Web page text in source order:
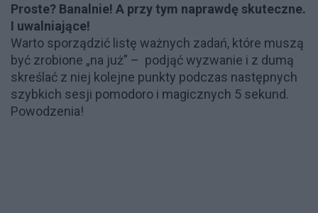
Proste? Banalnie! A przy tym naprawdę skuteczne.
I uwalniające!
Warto sporządzić listę ważnych zadań, które muszą
być zrobione „na już” – podjąć wyzwanie i z dumą
skreślać z niej kolejne punkty podczas następnych
szybkich sesji pomodoro i magicznych 5 sekund.
Powodzenia!